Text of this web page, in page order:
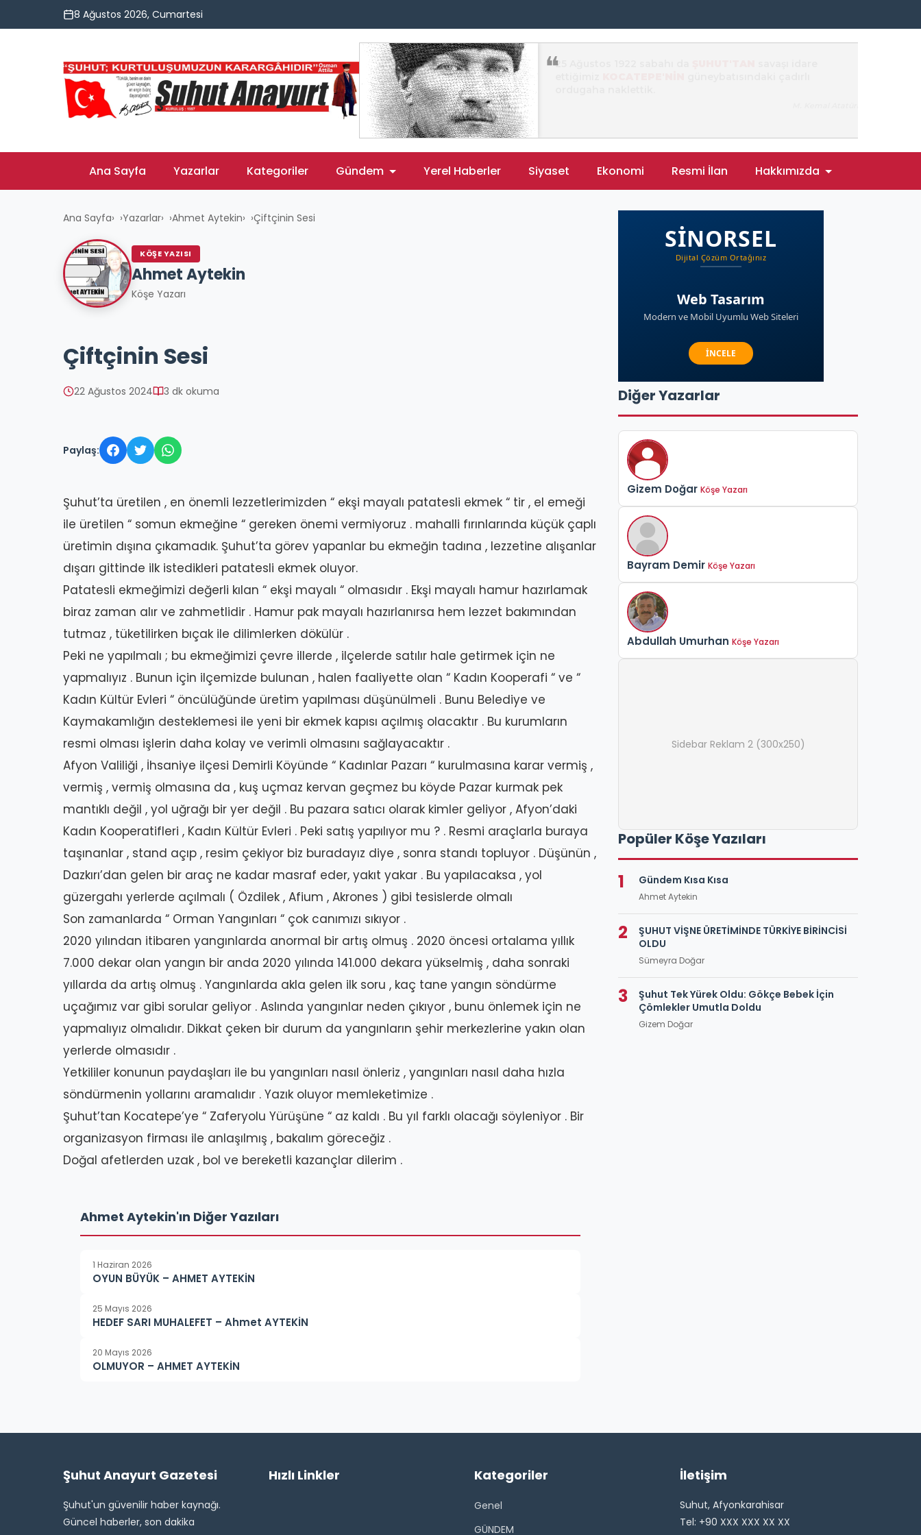
8 Ağustos 2026, Cumartesi
Ana Sayfa Yazarlar Kategoriler Gündem Yerel Haberler Siyaset Ekonomi Resmi İlan Hakkımızda
Ana Sayfa› Yazarlar› Ahmet Aytekin› Çiftçinin Sesi
KÖŞE YAZISI
Ahmet Aytekin
Köşe Yazarı
Çiftçinin Sesi
22 Ağustos 2024 3 dk okuma
Paylaş:
Şuhut’ta üretilen , en önemli lezzetlerimizden “ ekşi mayalı patatesli ekmek “ tir , el emeği
ile üretilen “ somun ekmeğine “ gereken önemi vermiyoruz . mahalli fırınlarında küçük çaplı
üretimin dışına çıkamadık. Şuhut’ta görev yapanlar bu ekmeğin tadına , lezzetine alışanlar
dışarı gittinde ilk istedikleri patatesli ekmek oluyor.
Patatesli ekmeğimizi değerli kılan “ ekşi mayalı “ olmasıdır . Ekşi mayalı hamur hazırlamak
biraz zaman alır ve zahmetlidir . Hamur pak mayalı hazırlanırsa hem lezzet bakımından
tutmaz , tüketilirken bıçak ile dilimlerken dökülür .
Peki ne yapılmalı ; bu ekmeğimizi çevre illerde , ilçelerde satılır hale getirmek için ne
yapmalıyız . Bunun için ilçemizde bulunan , halen faaliyette olan “ Kadın Kooperafi “ ve “
Kadın Kültür Evleri “ öncülüğünde üretim yapılması düşünülmeli . Bunu Belediye ve
Kaymakamlığın desteklemesi ile yeni bir ekmek kapısı açılmış olacaktır . Bu kurumların
resmi olması işlerin daha kolay ve verimli olmasını sağlayacaktır .
Afyon Valiliği , İhsaniye ilçesi Demirli Köyünde “ Kadınlar Pazarı “ kurulmasına karar vermiş ,
vermiş , vermiş olmasına da , kuş uçmaz kervan geçmez bu köyde Pazar kurmak pek
mantıklı değil , yol uğrağı bir yer değil . Bu pazara satıcı olarak kimler geliyor , Afyon’daki
Kadın Kooperatifleri , Kadın Kültür Evleri . Peki satış yapılıyor mu ? . Resmi araçlarla buraya
taşınanlar , stand açıp , resim çekiyor biz buradayız diye , sonra standı topluyor . Düşünün ,
Dazkırı’dan gelen bir araç ne kadar masraf eder, yakıt yakar . Bu yapılacaksa , yol
güzergahı yerlerde açılmalı ( Özdilek , Afium , Akrones ) gibi tesislerde olmalı
Son zamanlarda “ Orman Yangınları “ çok canımızı sıkıyor .
2020 yılından itibaren yangınlarda anormal bir artış olmuş . 2020 öncesi ortalama yıllık
7.000 dekar olan yangın bir anda 2020 yılında 141.000 dekara yükselmiş , daha sonraki
yıllarda da artış olmuş . Yangınlarda akla gelen ilk soru , kaç tane yangın söndürme
uçağımız var gibi sorular geliyor . Aslında yangınlar neden çıkıyor , bunu önlemek için ne
yapmalıyız olmalıdır. Dikkat çeken bir durum da yangınların şehir merkezlerine yakın olan
yerlerde olmasıdır .
Yetkililer konunun paydaşları ile bu yangınları nasıl önleriz , yangınları nasıl daha hızla
söndürmenin yollarını aramalıdır . Yazık oluyor memleketimize .
Şuhut’tan Kocatepe’ye “ Zaferyolu Yürüşüne “ az kaldı . Bu yıl farklı olacağı söyleniyor . Bir
organizasyon firması ile anlaşılmış , bakalım göreceğiz .
Doğal afetlerden uzak , bol ve bereketli kazançlar dilerim .
Ahmet Aytekin'ın Diğer Yazıları
1 Haziran 2026
OYUN BÜYÜK – AHMET AYTEKİN
25 Mayıs 2026
HEDEF SARI MUHALEFET – Ahmet AYTEKİN
20 Mayıs 2026
OLMUYOR – AHMET AYTEKİN
Diğer Yazarlar
Gizem Doğar Köşe Yazarı
Bayram Demir Köşe Yazarı
Abdullah Umurhan Köşe Yazarı
Sidebar Reklam 2 (300x250)
Popüler Köşe Yazıları
1 Gündem Kısa Kısa
Ahmet Aytekin
2
ŞUHUT VİŞNE ÜRETİMİNDE TÜRKİYE BİRİNCİSİ
OLDU
Sümeyra Doğar
3
Şuhut Tek Yürek Oldu: Gökçe Bebek İçin
Çömlekler Umutla Doldu
Gizem Doğar
Şuhut Anayurt Gazetesi
Şuhut'un güvenilir haber kaynağı.
Güncel haberler, son dakika
Hızlı Linkler Kategoriler
Genel
GÜNDEM
İletişim
Suhut, Afyonkarahisar
Tel: +90 XXX XXX XX XX